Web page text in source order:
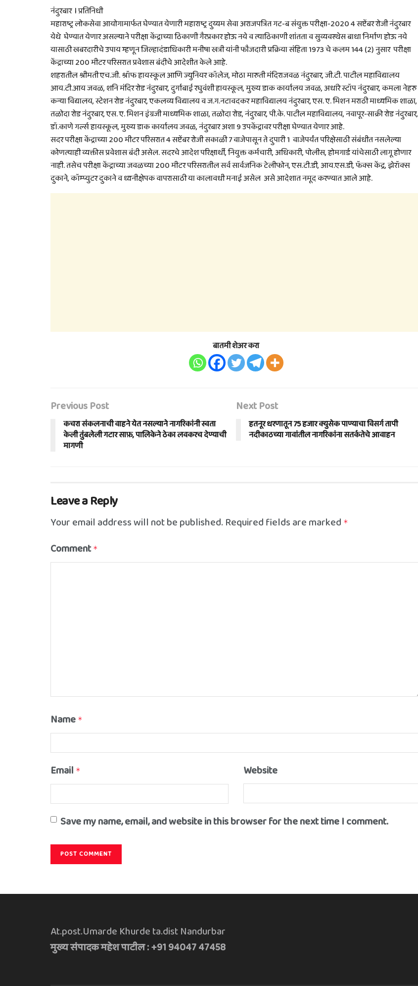
नंदुरबार l प्रतिनिधी
महाराष्ट्र लोकसेवा आयोगामार्फत घेण्यात येणारी महाराष्ट्र दुय्यम सेवा अराजपत्रित गट-ब संयुक्त परीक्षा-2020 4 सप्टेंबर रोजी नंदुरबार
येथे घेण्यात येणार असल्याने परीक्षा केंद्राच्या ठिकाणी गैरप्रकार होऊ नये व त्याठिकाणी शांतता व सुव्यवस्थेस बाधा निर्माण होऊ नये
यासाठी खबरदारीचे उपाय म्हणून जिल्हादंडाधिकारी मनीषा खत्री यांनी फौजदारी प्रक्रिया संहिता 1973 चे कलम 144 (2) नुसार परीक्षा
केंद्राच्या 200 मीटर परिसरात प्रवेशास बंदीचे आदेशीत केले आहे.
शहरातील श्रीमती एच.जी. श्रॉफ हायस्कूल आणि ज्युनियर कॉलेज, मोठा मारुती मंदिराजवळ नंदुरबार, जी.टी. पाटील महाविद्यालय
आय.टी.आय जवळ, शनि मंदिर रोड नंदुरबार, दुर्गाबाई रघुवंशी हायस्कूल, मुख्य डाक कार्यालय जवळ, अधांरे स्टॉप नंदुरबार, कमला नेहरु
कन्या विद्यालय, स्टेशन रोड नंदुरबार, एकलव्य विद्यालय व ज.ग.नटावदकर महाविद्यालय नंदुरबार, एस. ए. मिशन मराठी माध्यमिक शाळा,
तळोदा रोड नंदुरबार, एस. ए. मिशन इंग्रजी माध्यमिक शाळा, तळोदा रोड, नंदुरबार, पी.के. पाटील महाविद्यालय, नवापूर-साक्री रोड नंदुरबार,
डॉ.काणे गर्ल्स हायस्कूल, मुख्य डाक कार्यालय जवळ, नंदुरबार अशा 9 उपकेंद्रावर परीक्षा घेण्यात येणार आहे.
सदर परीक्षा केंद्राच्या 200 मीटर परिसरात 4 सप्टेंबर रोजी सकाळी 7 वाजेपासून ते दुपारी 1 वाजेपर्यंत परिक्षेसाठी संबंधीत नसलेल्या
कोणत्याही व्यक्तीस प्रवेशास बंदी असेल. सदरचे आदेश परिक्षार्थी, नियुक्त कर्मचारी, अधिकारी, पोलीस, होमगार्ड यांचेसाठी लागू होणार
नाही. तसेच परीक्षा केंद्राच्या जवळच्या 200 मीटर परिसरातील सर्व सार्वजनिक टेलीफोन, एस.टी.डी, आय.एस.डी, फॅक्स केंद्र, झेरॉक्स
दुकाने, कॉम्प्युटर दुकाने व ध्वनीक्षेपक वापरासाठी या कालावधी मनाई असेल असे आदेशात नमूद करण्यात आले आहे.
बातमी शेअर करा
Previous Post
कचरा संकलनाची वाहने येत नसल्याने नागरिकांनी स्वता
केली तुंबलेली गटार साफ़, पालिकेने ठेका लवकरच देण्याची
मागणी
Next Post
हतनूर धरणातून 75 हजार क्युसेक पाण्याचा विसर्ग तापी
नदीकाठच्या गावांतील नागरिकांना सतर्कतेचे आवाहन
Leave a Reply
Your email address will not be published. Required fields are marked *
Comment *
Name *
Email * Website
Save my name, email, and website in this browser for the next time I comment.
At.post.Umarde Khurde ta.dist Nandurbar
मुख्य संपादक महेश पाटील : +91 94047 47458